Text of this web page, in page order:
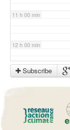
11 h 00 min
12 h 00 min
13 h 00 min
Subscribe